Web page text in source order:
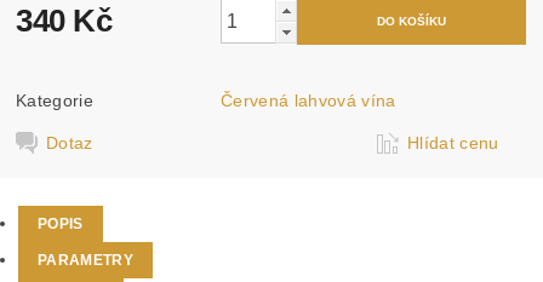
340 Kč
Kategorie Červená lahvová vína
Dotaz Hlídat cenu
POPIS
PARAMETRY